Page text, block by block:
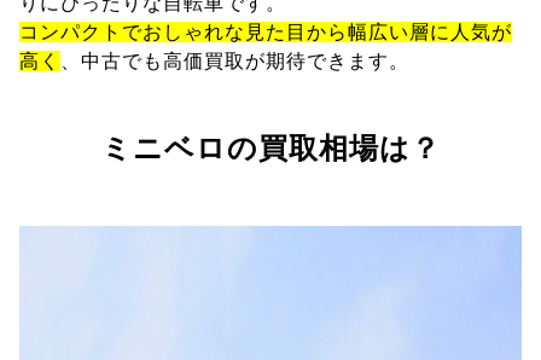
コンパクトでおしゃれな見た目から幅広い層に人気が
高く
、中古でも高価買取が期待できます。
ミニベロの買取相場は？